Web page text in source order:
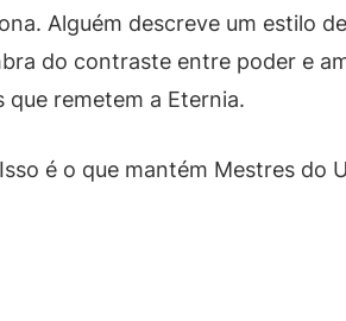
Alguém descreve um estilo
do contraste entre poder e
que remetem a Eternia.
é o que mantém Mestres do